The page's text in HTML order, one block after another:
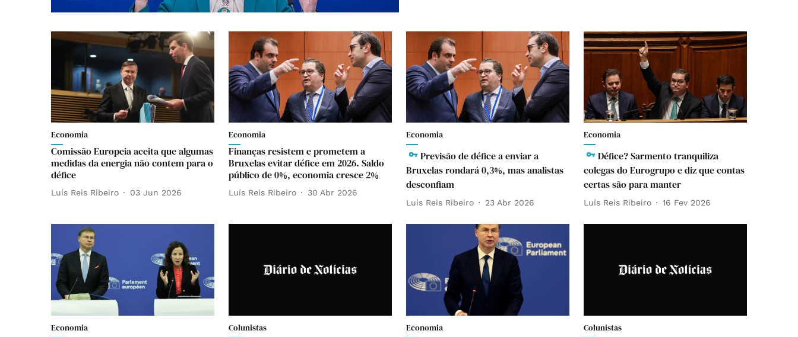
Economia
Comissão Europeia aceita que algumas
medidas da energia não contem para o
défice
Luís Reis Ribeiro 03 Jun 2026
Economia
Finanças resistem e prometem a
Bruxelas evitar défice em 2026. Saldo
público de 0%, economia cresce 2%
Luís Reis Ribeiro 30 Abr 2026
Economia
Previsão de défice a enviar a
Bruxelas rondará 0,3%, mas analistas
desconfiam
Luís Reis Ribeiro 23 Abr 2026
Economia
Défice? Sarmento tranquiliza
colegas do Eurogrupo e diz que contas
certas são para manter
Luís Reis Ribeiro 16 Fev 2026
Economia Colunistas Economia Colunistas